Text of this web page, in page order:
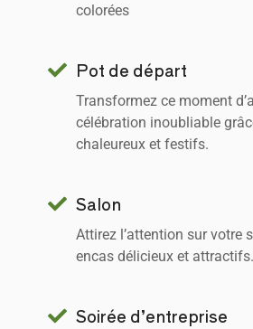
colorées
Pot de départ
Transformez ce moment
célébration inoubliable
chaleureux et festifs.
Salon
Attirez l’attention sur votre
encas délicieux et attractifs.
Soirée d’entreprise